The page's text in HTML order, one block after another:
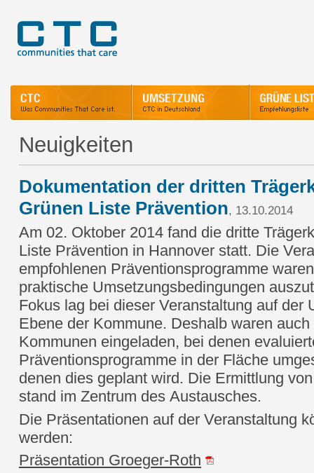
Neuigkeiten
Dokumentation der dritten
Grünen Liste Prävention, 13.10.2014
Am 02. Oktober 2014 fand die dritte
Liste Prävention in Hannover statt. Die
empfohlenen Präventionsprogramme
praktische Umsetzungsbedingungen
Fokus lag bei dieser Veranstaltung auf der
Ebene der Kommune. Deshalb waren
Kommunen eingeladen, bei denen
Präventionsprogramme in der Fläche
denen dies geplant wird. Die Ermittlung
stand im Zentrum des Austausches.
Die Präsentationen auf der Veranstaltung
werden:
Präsentation Groeger-Roth